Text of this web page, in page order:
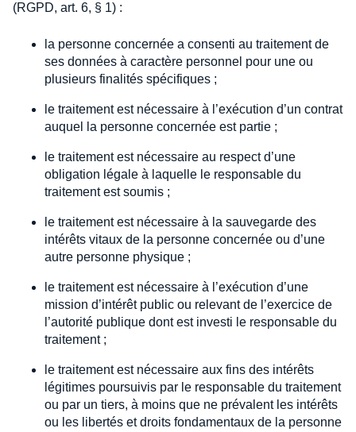
(RGPD, art. 6, § 1) :
la personne concernée a consenti au traitement de
ses données à caractère personnel pour une ou
plusieurs finalités spécifiques ;
le traitement est nécessaire à l’exécution d’un contrat
auquel la personne concernée est partie ;
le traitement est nécessaire au respect d’une
obligation légale à laquelle le responsable du
traitement est soumis ;
le traitement est nécessaire à la sauvegarde des
intérêts vitaux de la personne concernée ou d’une
autre personne physique ;
le traitement est nécessaire à l’exécution d’une
mission d’intérêt public ou relevant de l’exercice de
l’autorité publique dont est investi le responsable du
traitement ;
le traitement est nécessaire aux fins des intérêts
légitimes poursuivis par le responsable du traitement
ou par un tiers, à moins que ne prévalent les intérêts
ou les libertés et droits fondamentaux de la personne